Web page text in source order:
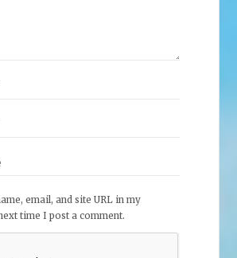
email, and site URL in my
time I post a comment.